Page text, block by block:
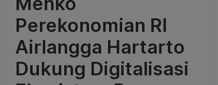
Perekonomian RI
Airlangga Hartarto
Dukung Digitalisasi